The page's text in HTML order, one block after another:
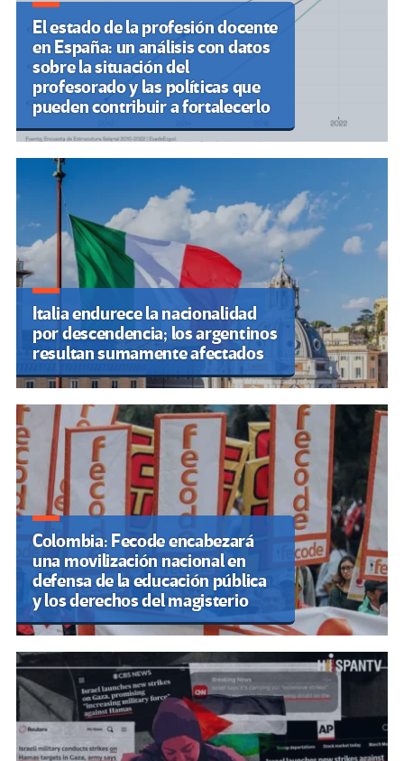
El estado de la profesión docente
en España: un análisis con datos
sobre la situación del
profesorado y las políticas que
pueden contribuir a fortalecerlo
Italia endurece la nacionalidad
por descendencia; los argentinos
resultan sumamente afectados
Colombia: Fecode encabezará
una movilización nacional en
defensa de la educación pública
y los derechos del magisterio